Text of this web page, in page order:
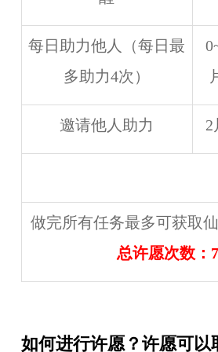
每日助力他人（每日最
多助力4次）
邀请他人助力 2
做完所有任务最多可获取
总许愿次数：
如何进行许愿？许愿可以